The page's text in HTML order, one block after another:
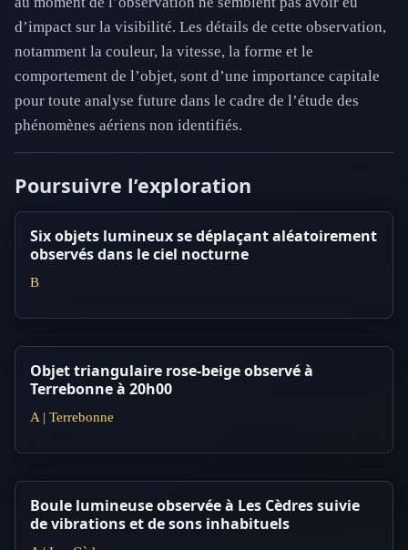
d’impact sur la visibilité. Les détails de cette observation,
notamment la couleur, la vitesse, la forme et le
comportement de l’objet, sont d’une importance capitale
pour toute analyse future dans le cadre de l’étude des
phénomènes aériens non identifiés.
Poursuivre l’exploration
Six objets lumineux se déplaçant aléatoirement
observés dans le ciel nocturne
B
Objet triangulaire rose-beige observé à
Terrebonne à 20h00
A | Terrebonne
Boule lumineuse observée à Les Cèdres suivie
de vibrations et de sons inhabituels